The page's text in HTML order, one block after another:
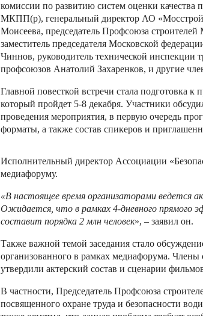
комиссии по развитию систем оценки качества
МКПП(р), генеральный директор АО
Моисеева, председатель Профсоюза
заместитель председателя Московской
Чиннов, руководитель технической инспекции
профсоюзов Анатолий Захаренков, и другие
Главной повесткой встречи стала подготовка
который пройдет 5-8 декабря. Участники
проведения мероприятия, в первую очередь
форматы, а также состав спикеров и
Исполнительный директор Ассоциации
медиафоруму.
«В настоящее время организаторами ведется
Ожидается, что в рамках 4-дневного прямого
составит порядка 2 млн человек», – заявил он.
Также важной темой заседания стало
организованного в рамках медиафорума.
утвердили актерский состав и сценарии
В частности, Председатель Профсоюза
посвященного охране труда и безопасности